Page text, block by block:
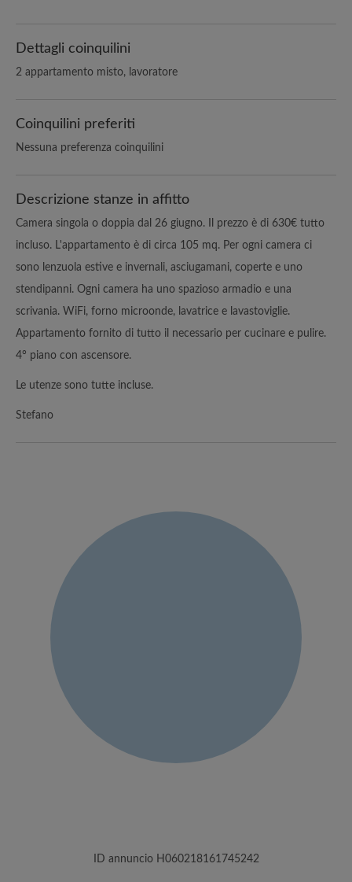
Dettagli coinquilini
2 appartamento misto, lavoratore
Coinquilini preferiti
Nessuna preferenza coinquilini
Descrizione stanze in affitto
Camera singola o doppia dal 26 giugno. Il prezzo è di 630€ tutto
incluso. L'appartamento è di circa 105 mq. Per ogni camera ci
sono lenzuola estive e invernali, asciugamani, coperte e uno
stendipanni. Ogni camera ha uno spazioso armadio e una
scrivania. WiFi, forno microonde, lavatrice e lavastoviglie.
Appartamento fornito di tutto il necessario per cucinare e pulire.
4° piano con ascensore.
Le utenze sono tutte incluse.
Stefano
ID annuncio H060218161745242